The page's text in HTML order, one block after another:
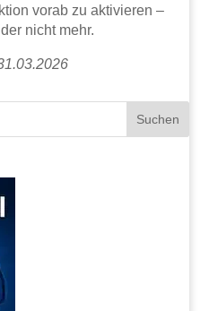
vorab zu aktivieren –
nicht mehr.